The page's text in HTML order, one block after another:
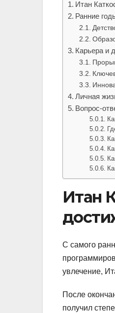
Итан
Ранние
Карьера и
Личная
Вопрос-
Итан
С самого
увлечение,
После
получил